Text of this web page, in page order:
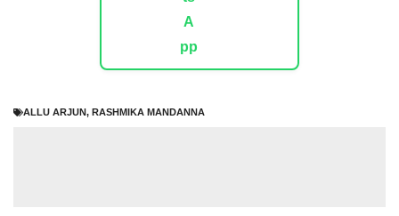
ALLU ARJUN, RASHMIKA MANDANNA